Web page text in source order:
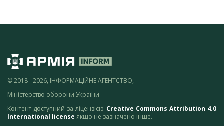
© 2018 - 2026, ІНФОРМАЦІЙНЕ АГЕНТСТВО,
Міністерство оборони України
Контент доступний за ліцензією Creative Commons Attribution 4.0
International license якщо не зазначено інше.